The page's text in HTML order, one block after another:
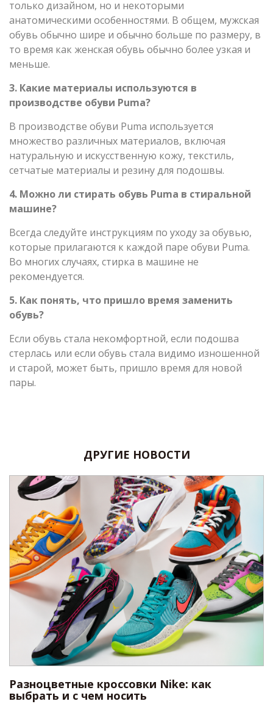
только дизайном, но и некоторыми
анатомическими особенностями. В общем, мужская
обувь обычно шире и обычно больше по размеру, в
то время как женская обувь обычно более узкая и
меньше.
3. Какие материалы используются в
производстве обуви Puma?
В производстве обуви Puma используется
множество различных материалов, включая
натуральную и искусственную кожу, текстиль,
сетчатые материалы и резину для подошвы.
4. Можно ли стирать обувь Puma в стиральной
машине?
Всегда следуйте инструкциям по уходу за обувью,
которые прилагаются к каждой паре обуви Puma.
Во многих случаях, стирка в машине не
рекомендуется.
5. Как понять, что пришло время заменить
обувь?
Если обувь стала некомфортной, если подошва
стерлась или если обувь стала видимо изношенной
и старой, может быть, пришло время для новой
пары.
ДРУГИЕ НОВОСТИ
Разноцветные кроссовки Nike: как
выбрать и с чем носить